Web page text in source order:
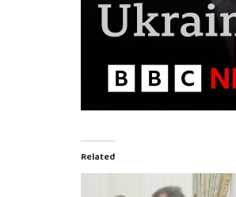
Related